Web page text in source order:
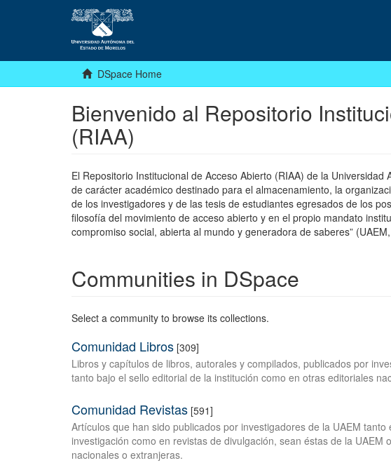
DSpace Home
Bienvenido al Repositorio
(RIAA)
El Repositorio Institucional de Acceso Abierto (RIAA) de la
de carácter académico destinado para el almacenamiento, la
de los investigadores y de las tesis de estudiantes egresados de los
filosofía del movimiento de acceso abierto y en el propio mandato
compromiso social, abierta al mundo y generadora de saberes”
Communities in DSpace
Select a community to browse its collections.
Comunidad Libros [309]
Libros y capítulos de libros, autorales y compilados, publicados por
tanto bajo el sello editorial de la institución como en otras editoriales
Comunidad Revistas [591]
Artículos que han sido publicados por investigadores de la UAEM tanto
investigación como en revistas de divulgación, sean éstas de la UAEM
nacionales o extranjeras.